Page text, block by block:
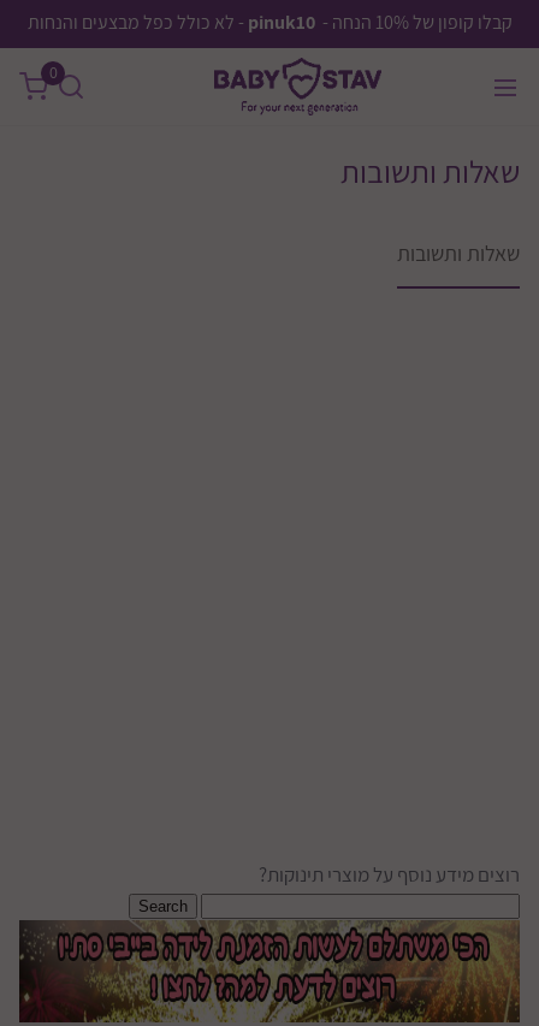
קבלו קופון של 10% הנחה - pinuk10 - לא כולל כפל מבצעים והנחות
0
שאלות ותשובות
שאלות ותשובות
רוצים מידע נוסף על מוצרי תינוקות?